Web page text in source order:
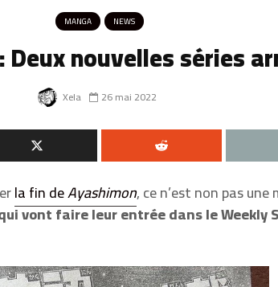
MANGA NEWS
Deux nouvelles séries
Xela 26 mai 2022
la fin deAyashimon, ce n’est non pas une
vont faire leur entrée dans le Weekly